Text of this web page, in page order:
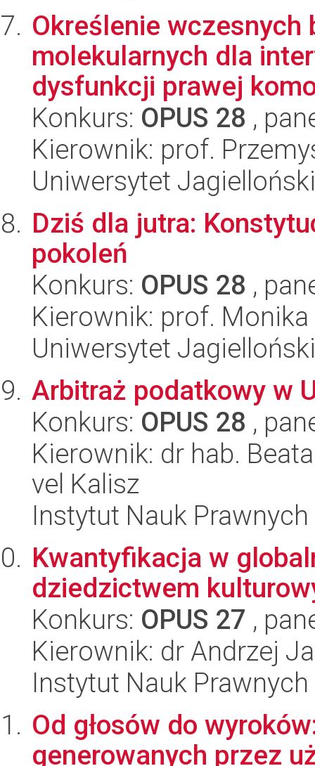
Określenie wczesnych
molekularnych dla
dysfunkcji prawej
Konkurs: OPUS 28 ,
Kierownik: prof.
Uniwersytet Jagielloński
Dziś dla jutra:
pokoleń
Konkurs: OPUS 28 ,
Kierownik: prof.
Uniwersytet Jagielloński
Arbitraż podatkowy w
Konkurs: OPUS 28 ,
Kierownik: dr hab.
vel Kalisz
Instytut Nauk Prawnych
Kwantyfikacja w
dziedzictwem
Konkurs: OPUS 27 ,
Kierownik: dr Andrzej
Instytut Nauk Prawnych
Od głosów do
generowanych przez